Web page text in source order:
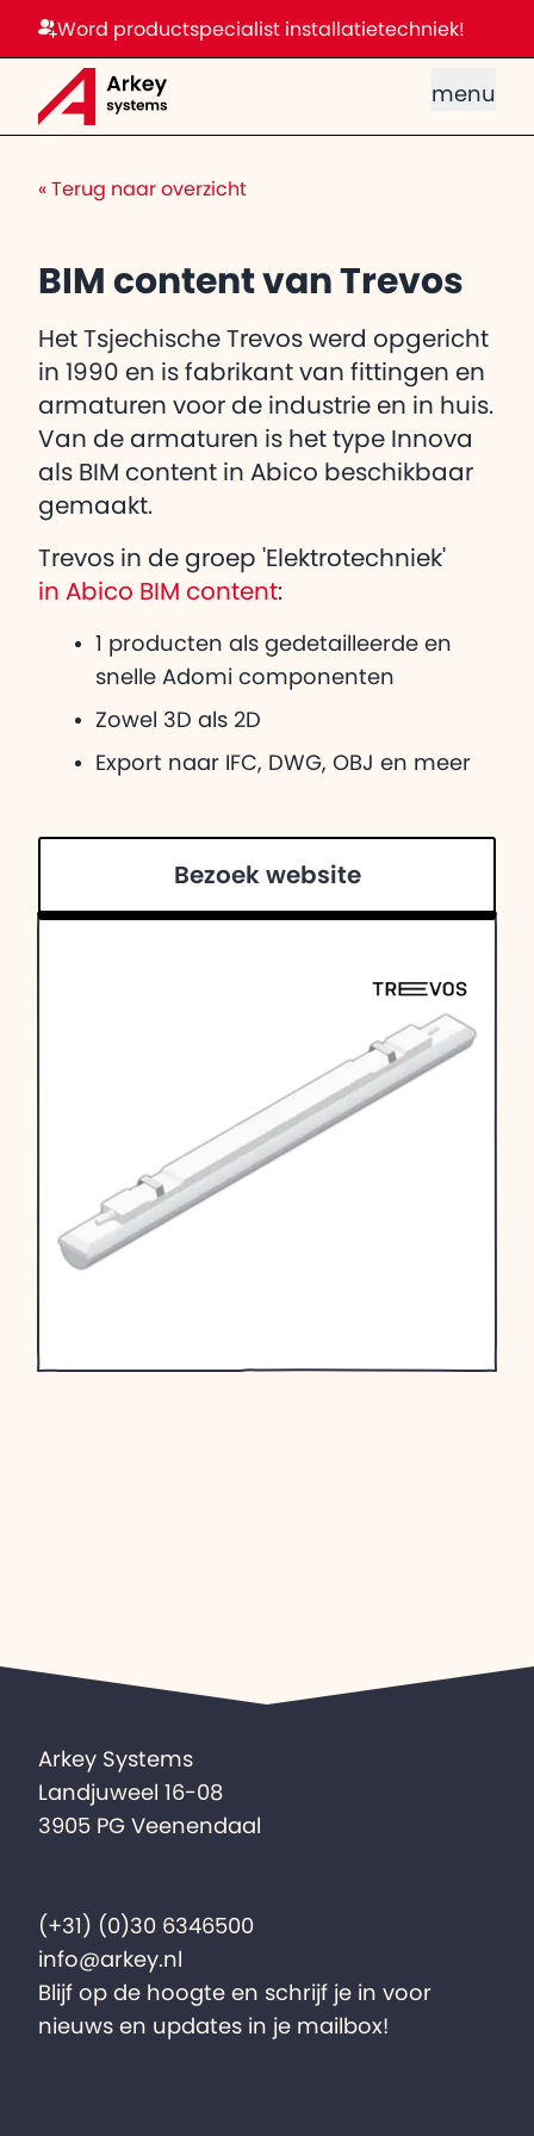
Word productspecialist installatietechniek!
menu
« Terug naar overzicht
BIM content van Trevos
Het Tsjechische Trevos werd opgericht
in 1990 en is fabrikant van fittingen en
armaturen voor de industrie en in huis.
Van de armaturen is het type Innova
als BIM content in Abico beschikbaar
gemaakt.
Trevos in de groep 'Elektrotechniek'
in Abico BIM content:
1 producten als gedetailleerde en
snelle Adomi componenten
Zowel 3D als 2D
Export naar IFC, DWG, OBJ en meer
Bezoek website
Arkey Systems
Landjuweel 16-08
3905 PG Veenendaal
(+31) (0)30 6346500
info@arkey.nl
Blijf op de hoogte en schrijf je in voor
nieuws en updates in je mailbox!